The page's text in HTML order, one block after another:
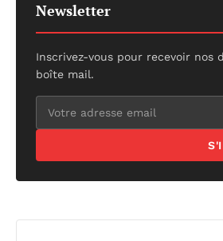
Newsletter
Inscrivez-vous pour recevoir
boîte mail.